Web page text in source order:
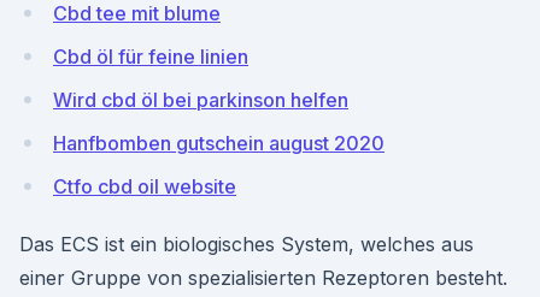
Cbd tee mit blume
Cbd öl für feine linien
Wird cbd öl bei parkinson helfen
Hanfbomben gutschein august 2020
Ctfo cbd oil website
Das ECS ist ein biologisches System, welches aus
einer Gruppe von spezialisierten Rezeptoren besteht.